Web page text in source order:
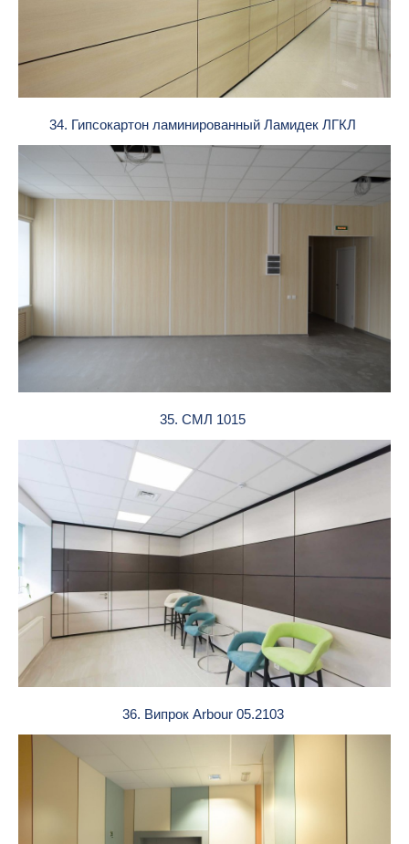
34. Гипсокартон ламинированный Ламидек ЛГКЛ
35. СМЛ 1015
36. Випрок Arbour 05.2103